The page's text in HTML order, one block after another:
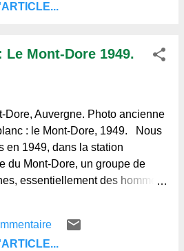
Mont-Dore 1949.
Dore, Auvergne. Photo ancienne
: le Mont-Dore, 1949. Nous
en 1949, dans la station
du Mont-Dore, un groupe de
essentiellement des hommes,